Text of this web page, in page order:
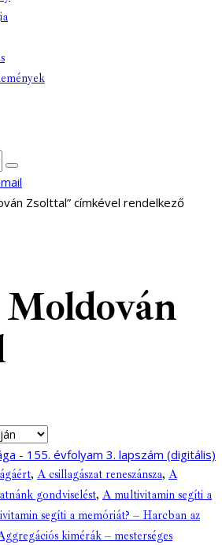
Zsolttal” címkével rendelkező
, A csillagászat reneszánsza, A
gondviselést, A multivitamin segíti a
segíti a memóriát? – Harcban az
kimérák – mesterséges